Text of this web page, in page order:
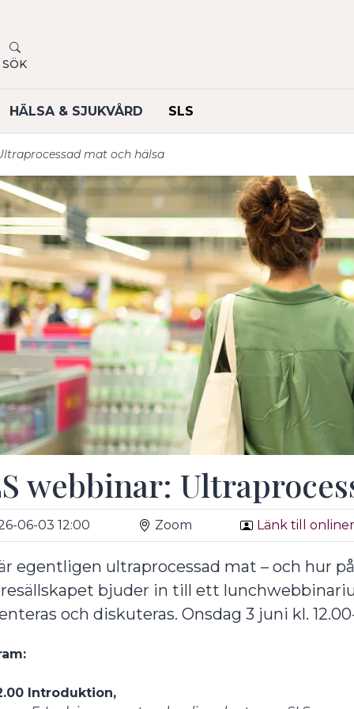
HÄLSA & SJUKVÅRD SLS
SÖK
mat och hälsa
webbinar:
06-03 12:00 Zoom Länk till
egentligen ultraprocessad mat – och hur
bjuder in till ett
och diskuteras. Onsdag 3 juni kl.
Introduktion,